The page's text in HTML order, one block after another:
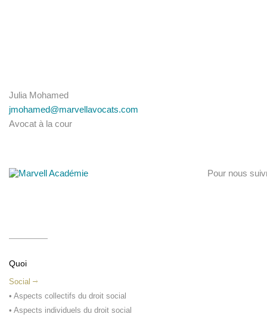
Julia Mohamed
jmohamed@marvellavocats.com
Avocat à la cour
Pour nous
Quoi
Social
• Aspects collectifs du droit social
• Aspects individuels du droit social